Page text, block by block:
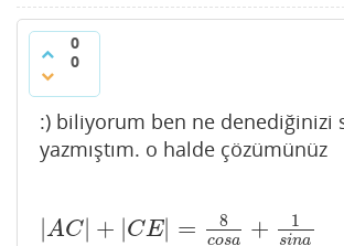
0
0
:) biliyorum ben ne denediğinizi
yazmıştım. o halde çözümünüz
|AC| + |CE| = 8
cosa + 1
sina
|AC| |C E|=8 os a+1si na